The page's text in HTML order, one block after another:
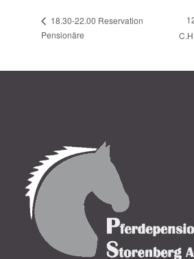
18.30-22.00 Reservation
Pensionäre